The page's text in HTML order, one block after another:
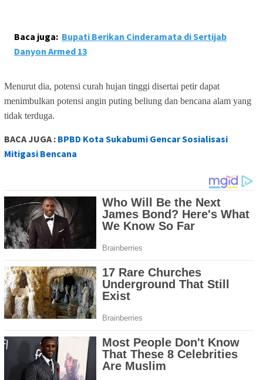
Baca juga: Bupati Berikan Cinderamata di Sertijab
Danyon Armed 13
Menurut dia, potensi curah hujan tinggi disertai petir dapat
menimbulkan potensi angin puting beliung dan bencana alam yang
tidak terduga.
BACA JUGA : BPBD Kota Sukabumi Gencar Sosialisasi
Mitigasi Bencana